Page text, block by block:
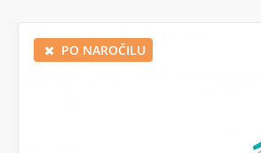
PO NAROČILU